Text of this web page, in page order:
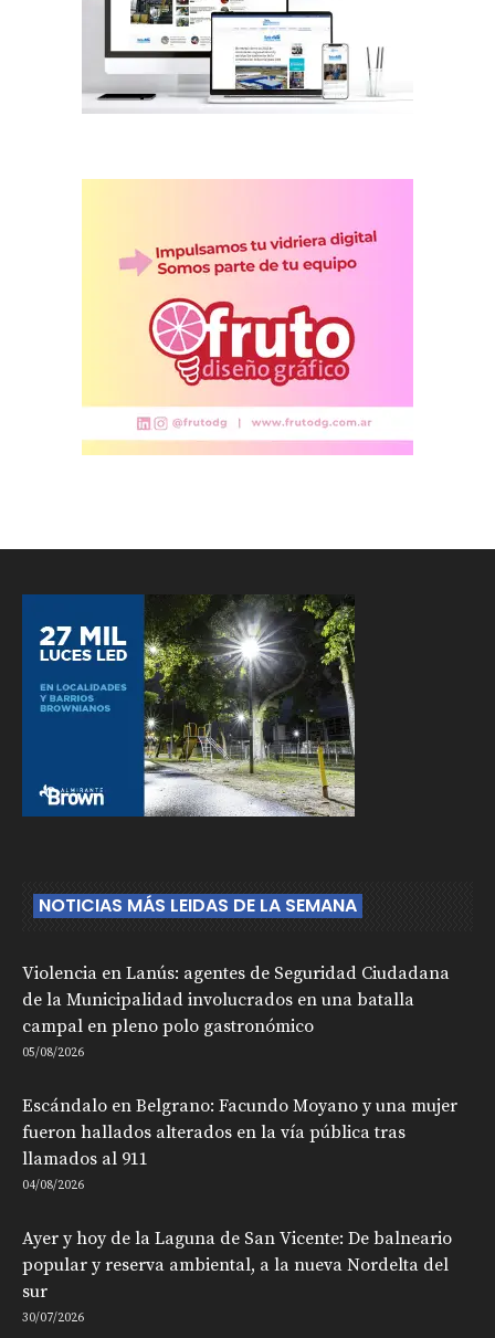
NOTICIAS MÁS LEIDAS DE LA SEMANA
Violencia en Lanús: agentes de Seguridad Ciudadana
de la Municipalidad involucrados en una batalla
campal en pleno polo gastronómico
05/08/2026
Escándalo en Belgrano: Facundo Moyano y una mujer
fueron hallados alterados en la vía pública tras
llamados al 911
04/08/2026
Ayer y hoy de la Laguna de San Vicente: De balneario
popular y reserva ambiental, a la nueva Nordelta del
sur
30/07/2026